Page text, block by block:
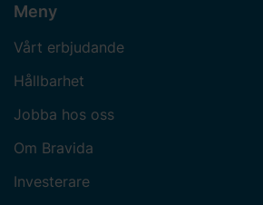
Meny
Vårt erbjudande
Hållbarhet
Jobba hos oss
Om Bravida
Investerare